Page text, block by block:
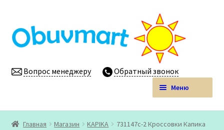
к
навигации
к
содержимому
Вопрос менеджеру Обратный звонок
Меню
Obuvmart.pro | Детская обувь мелким оптом
Главная Магазин KAPIKA
731147с-2 Кроссовки Капика